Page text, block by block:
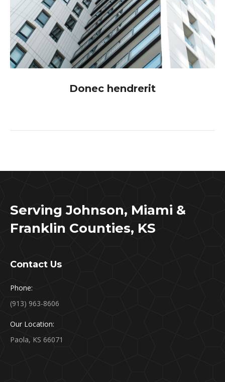
Donec hendrerit
Serving Johnson, Miami &
Franklin Counties, KS
Contact Us
Phone:
(913) 963-8606
Our Location:
Paola, KS 66071